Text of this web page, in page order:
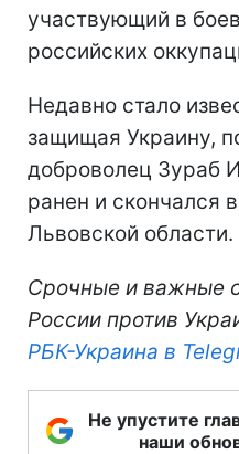
участвующий в
российских
Недавно стало
защищая Украину,
доброволец Зураб
ранен и скончался
Львовской области.
Срочные и важные
России против
РБК-Украина в
Не упустите
наши